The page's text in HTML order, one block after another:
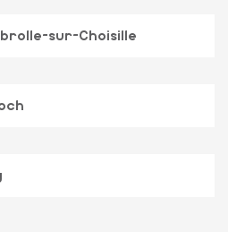
sur-Choisille